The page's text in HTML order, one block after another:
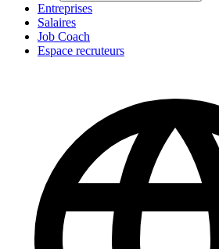
Entreprises
Salaires
Job Coach
Espace recruteurs